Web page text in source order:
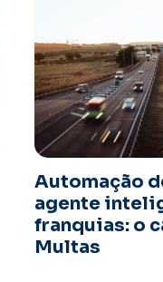
Automação
agente
franquias: o
Multas